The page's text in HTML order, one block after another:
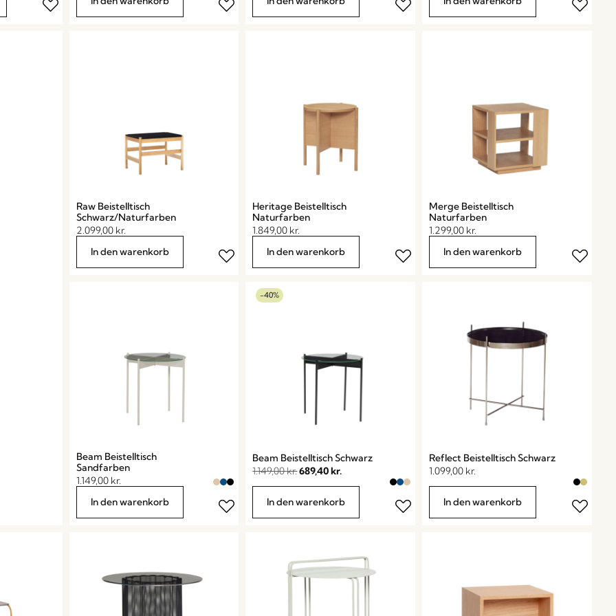
Raw Beistelltisch
Schwarz/Naturfarben
2.099,00 kr.
In den warenkorb
Heritage Beistelltisch
Naturfarben
1.849,00 kr.
In den warenkorb
Merge Beistelltisch
Naturfarben
1.299,00 kr.
In den warenkorb
Beam Beistelltisch
Sandfarben
1.149,00 kr.
In den warenkorb
-40%
Beam Beistelltisch Schwarz
1.149,00kr.689,40kr.
In den warenkorb
Reflect Beistelltisch Schwarz
1.099,00 kr.
In den warenkorb